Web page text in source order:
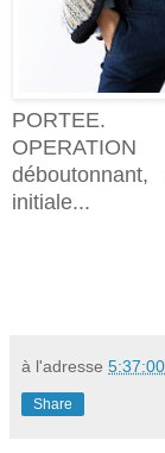
PORTEE.
initiale...
à l'adresse
Share